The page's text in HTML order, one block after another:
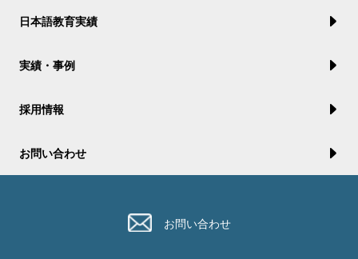
日本語教育実績
実績・事例
採用情報
お問い合わせ
お問い合わせ